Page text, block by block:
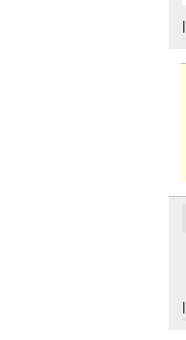
|